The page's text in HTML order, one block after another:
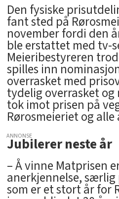
Den fysiske
fant sted på
november fordi den
ble erstattet med tv-
Meieribestyreren
spilles inn
overrasket med
tydelig overrasket
tok imot prisen på
Rørosmeieriet og
ANNONSE
Jubilerer neste år
– Å vinne Matprisen
anerkjennelse, særlig
som er et stort år for